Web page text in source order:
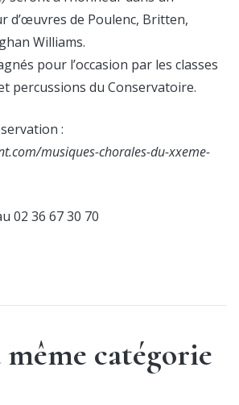
d’œuvres de Poulenc, Britten,
Williams.
pour l’occasion par les classes
percussions du Conservatoire.
:
musiques-chorales-du-xxeme-
02 36 67 30 70
même catégorie